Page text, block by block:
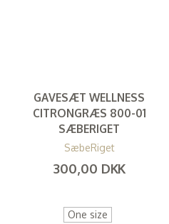
GAVESÆT WELLNESS
CITRONGRÆS 800-01
SÆBERIGET
SæbeRiget
300,00 DKK
One size